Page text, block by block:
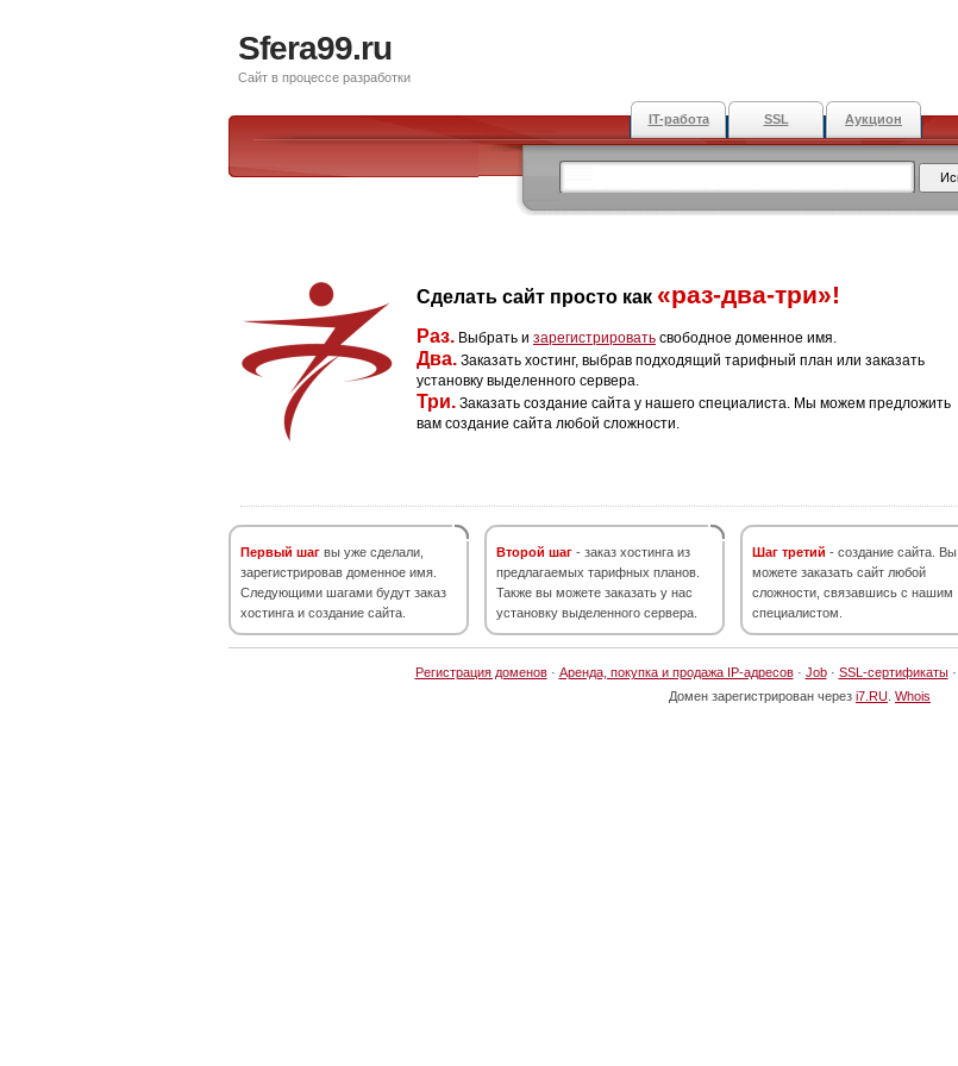
Sfera99.ru
Сайт в процессе разработки
IT-работа SSL Аукцион
Сделать сайт просто как «раз-два-три»!
Раз. Выбрать и зарегистрировать свободное доменное имя.
Два. Заказать хостинг, выбрав подходящий тарифный план или заказать
установку выделенного сервера.
Три. Заказать создание сайта у нашего специалиста. Мы можем предложить
вам создание сайта любой сложности.
Первый шаг вы уже сделали,
зарегистрировав доменное имя.
Следующими шагами будут заказ
хостинга и создание сайта.
Второй шаг - заказ хостинга из
предлагаемых тарифных планов.
Также вы можете заказать у нас
установку выделенного сервера.
Шаг третий - создание сайта. Вы
можете заказать сайт любой
сложности, связавшись с нашим
специалистом.
Регистрация доменов· Аренда, покупка и продажа IP-адресов· Job· SSL-сертификаты·
Домен зарегистрирован через i7.RU Whois